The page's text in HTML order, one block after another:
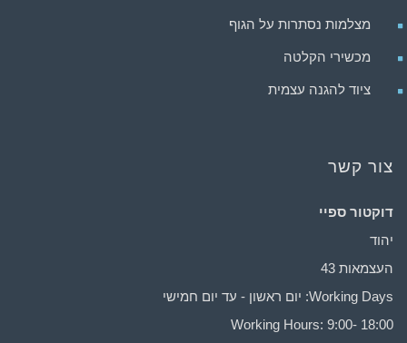
מצלמות נסתרות על הגוף
מכשירי הקלטה
ציוד להגנה עצמית
צור קשר
דוקטור ספיי
יהוד
העצמאות 43
Working Days: יום ראשון - עד יום חמישי
Working Hours: 9:00- 18:00